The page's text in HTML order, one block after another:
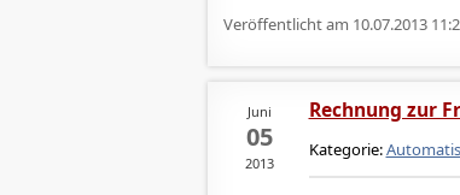
Veröffentlicht am 10.07.2013
Juni
05
2013
Rechnung zur
Kategorie: